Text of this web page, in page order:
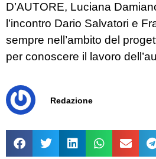
D’AUTORE, Luciana
l’incontro Dario Salvatori e
sempre nell’ambito del
per conoscere il lavoro
Redazione